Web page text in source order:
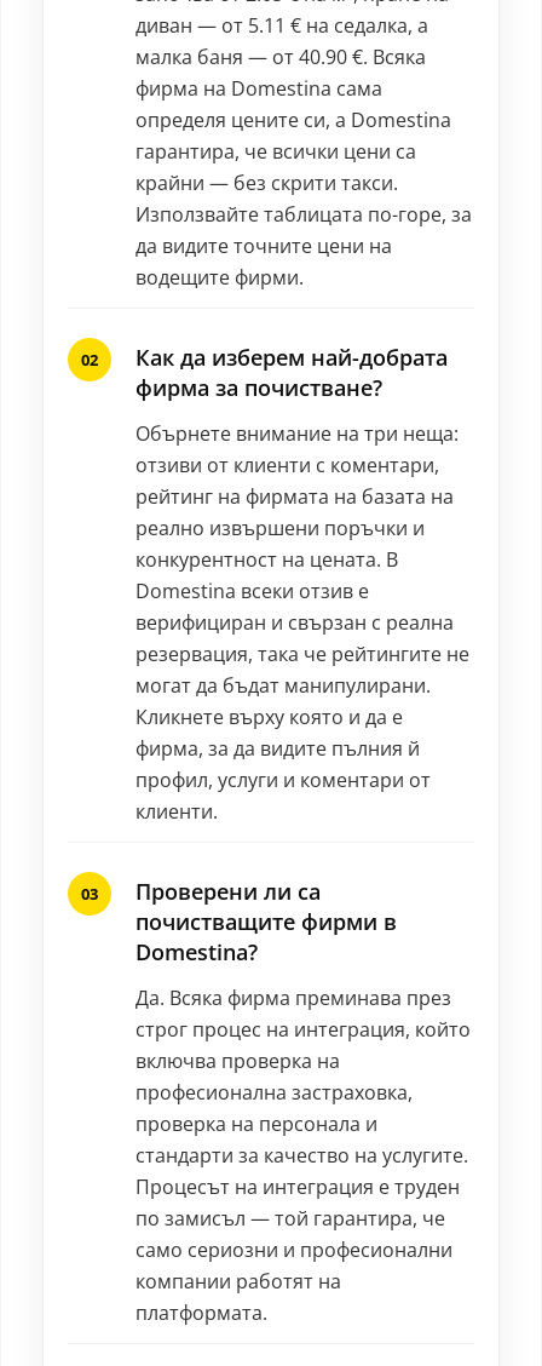
диван — от 5.11 € на седалка, а
малка баня — от 40.90 €. Всяка
фирма на Domestina сама
определя цените си, а Domestina
гарантира, че всички цени са
крайни — без скрити такси.
Използвайте таблицата по-горе, за
да видите точните цени на
водещите фирми.
Как да изберем най-добрата
фирма за почистване?
Обърнете внимание на три неща:
отзиви от клиенти с коментари,
рейтинг на фирмата на базата на
реално извършени поръчки и
конкурентност на цената. В
Domestina всеки отзив е
верифициран и свързан с реална
резервация, така че рейтингите не
могат да бъдат манипулирани.
Кликнете върху която и да е
фирма, за да видите пълния й
профил, услуги и коментари от
клиенти.
Проверени ли са
почистващите фирми в
Domestina?
Да. Всяка фирма преминава през
строг процес на интеграция, който
включва проверка на
професионална застраховка,
проверка на персонала и
стандарти за качество на услугите.
Процесът на интеграция е труден
по замисъл — той гарантира, че
само сериозни и професионални
компании работят на
платформата.